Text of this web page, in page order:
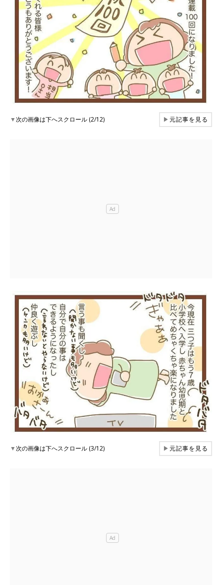
▼次の画像は下へスクロール (2/12) ▶元記事を見る
▼次の画像は下へスクロール (3/12) ▶元記事を見る